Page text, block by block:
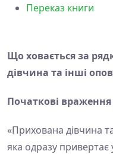
Переказ книги
Що ховається за
дівчина та інші
Початкові враження
«Прихована дівчина
яка одразу привертає